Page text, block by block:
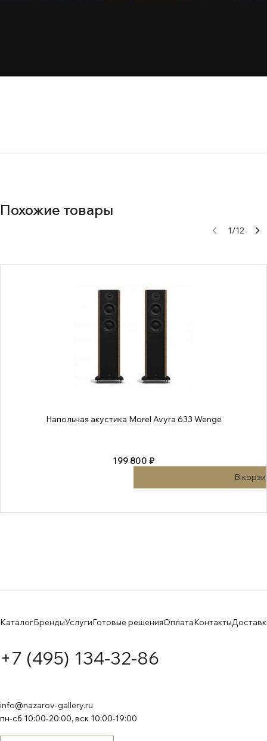
Похожие товары
1/12
Напольная акустика Morel Avyra 633 Wenge
199 800 ₽
В
КаталогБрендыУслугиГотовые решенияОплатаКонтакты
+7 (495) 134-32-86
info@nazarov-gallery.ru
пн-сб 10:00-20:00, вск 10:00-19:00